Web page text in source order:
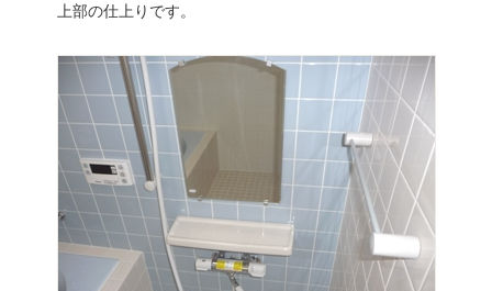
上部の仕上りです。